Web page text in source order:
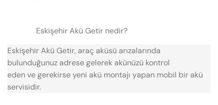
Eskişehir Akü Getir nedir?
Eskişehir Akü Getir, araç aküsü arızalarında
bulunduğunuz adrese gelerek akünüzü kontrol
eden ve gerekirse yeni akü montajı yapan mobil bir akü
servisidir.